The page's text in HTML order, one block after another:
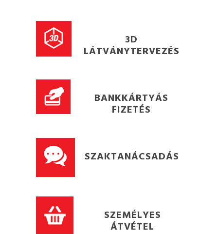
3D
LÁTVÁNYTERVEZÉS
BANKKÁRTYÁS
FIZETÉS
SZAKTANÁCSADÁS
SZEMÉLYES
ÁTVÉTEL